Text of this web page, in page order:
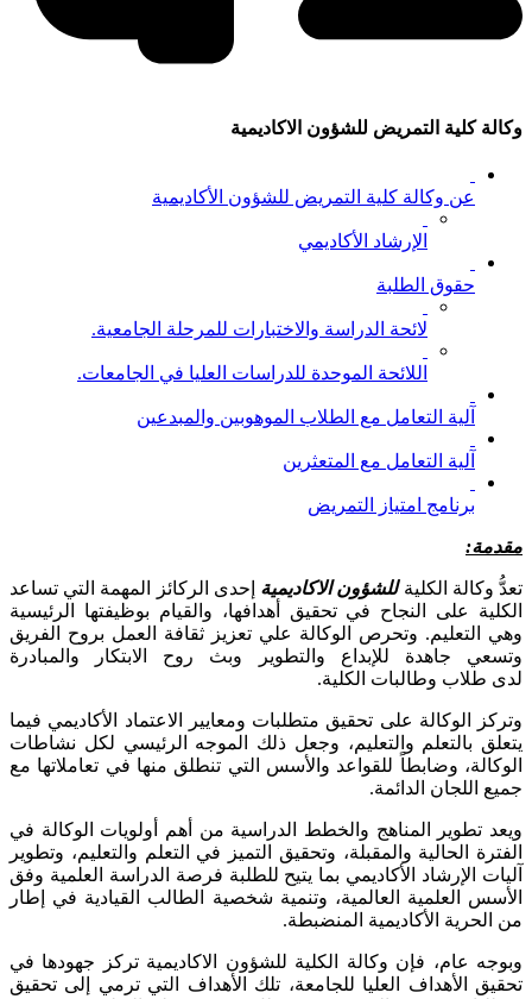
وكالة كلية التمريض للشؤون الاكاديمية
عن وكالة كلية التمريض للشؤون الأكاديمية
الإرشاد الأكاديمي
حقوق الطلبة
لائحة الدراسة والاختبارات للمرحلة الجامعية.
اللائحة الموحدة للدراسات العليا في الجامعات.
آلية التعامل مع الطلاب الموهوبين والمبدعين
آلية التعامل مع المتعثرين
برنامج امتياز التمريض
مقدمة:
تعدُّ وكالة الكليةللشؤون الاكاديمية إحدى الركائز المهمة التي تساعد
الكلية على النجاح في تحقيق أهدافها، والقيام بوظيفتها الرئيسية
وهي التعليم. وتحرص الوكالة علي تعزيز ثقافة العمل بروح الفريق
وتسعي جاهدة للإبداع والتطوير وبث روح الابتكار والمبادرة
لدى طلاب وطالبات الكلية.
وتركز الوكالة على تحقيق متطلبات ومعايير الاعتماد الأكاديمي فيما
يتعلق بالتعلم والتعليم، وجعل ذلك الموجه الرئيسي لكل نشاطات
الوكالة، وضابطاً للقواعد والأسس التي تنطلق منها في تعاملاتها مع
جميع اللجان الدائمة.
ويعد تطوير المناهج والخطط الدراسية من أهم أولويات الوكالة في
الفترة الحالية والمقبلة، وتحقيق التميز في التعلم والتعليم، وتطوير
آليات الإرشاد الأكاديمي بما يتيح للطلبة فرصة الدراسة العلمية وفق
الأسس العلمية العالمية، وتنمية شخصية الطالب القيادية في إطار
من الحرية الأكاديمية المنضبطة.
وبوجه عام، فإن وكالة الكلية للشؤون الاكاديمية تركز جهودها في
تحقيق الأهداف العليا للجامعة، تلك الأهداف التي ترمي إلى تحقيق